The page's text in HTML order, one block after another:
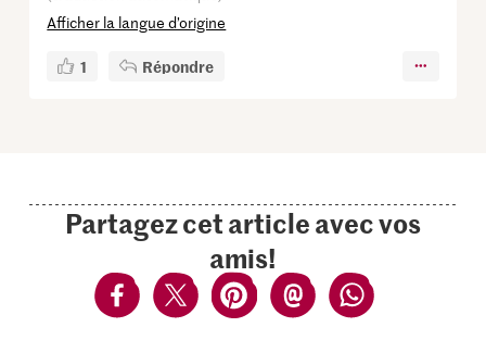
Afficher la langue d’origine
1 Répondre
Partagez cet article avec vos
amis!